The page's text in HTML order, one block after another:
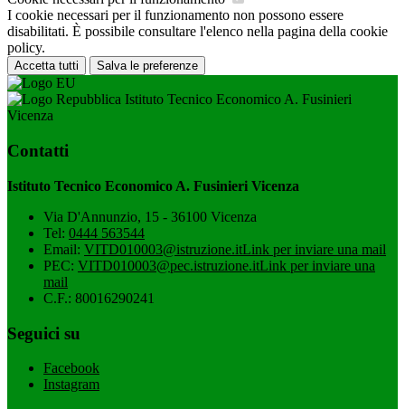
I cookie necessari per il funzionamento non possono essere
disabilitati. È possibile consultare l'elenco nella pagina della cookie
policy.
Accetta tutti Salva le preferenze
Istituto Tecnico Economico A. Fusinieri
Vicenza
Contatti
Istituto Tecnico Economico A. Fusinieri Vicenza
Via D'Annunzio, 15 - 36100 Vicenza
Tel: 0444 563544
Email: VITD010003@istruzione.itLink per inviare una mail
PEC: VITD010003@pec.istruzione.itLink per inviare una
mail
C.F.: 80016290241
Seguici su
Facebook
Instagram